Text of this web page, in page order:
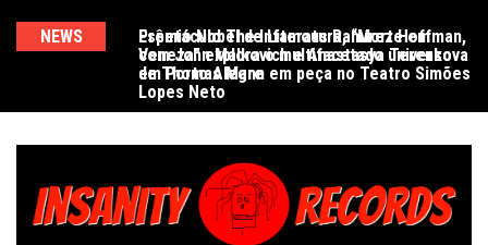
NEWS
30 anos de
Pub
Espetáculo The Infamous Ramírez Hoffman,
com John Malkovich e Anastasya Terenkova
em Porto Alegre
Prêmio Nobel de Literatura, “Morte em
Veneza” explora o multifacetado universo
de Thomas Mann em peça no Teatro Simões
Lopes Neto